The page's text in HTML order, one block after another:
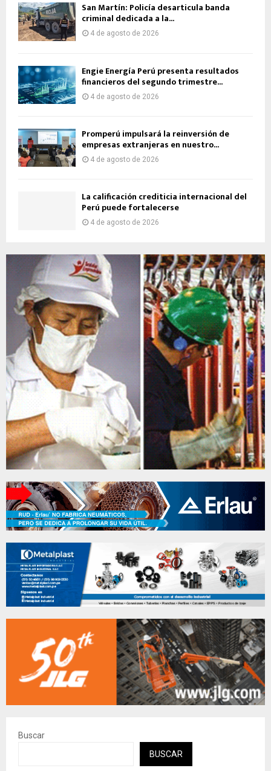
San Martín: Policía desarticula banda
criminal dedicada a la...
4 de agosto de 2026
Engie Energía Perú presenta resultados
financieros del segundo trimestre...
4 de agosto de 2026
Promperú impulsará la reinversión de
empresas extranjeras en nuestro...
4 de agosto de 2026
La calificación crediticia internacional del
Perú puede fortalecerse
4 de agosto de 2026
Buscar
BUSCAR